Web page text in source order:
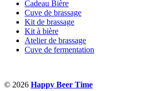
Cadeau Bière
Cuve de brassage
Kit de brassage
Kit à bière
Atelier de brassage
Cuve de fermentation
© 2026 Happy Beer Time